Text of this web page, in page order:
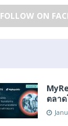
FOLLOW ON
ตลา